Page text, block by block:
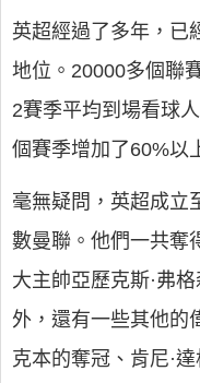
英超經過了多年，已
地位。20000多個聯
2賽季平均到場看球
個賽季增加了60%以
毫無疑問，英超成立
數曼聯。他們一共奪
大主帥亞歷克斯·弗
外，還有一些其他的
克本的奪冠、肯尼·